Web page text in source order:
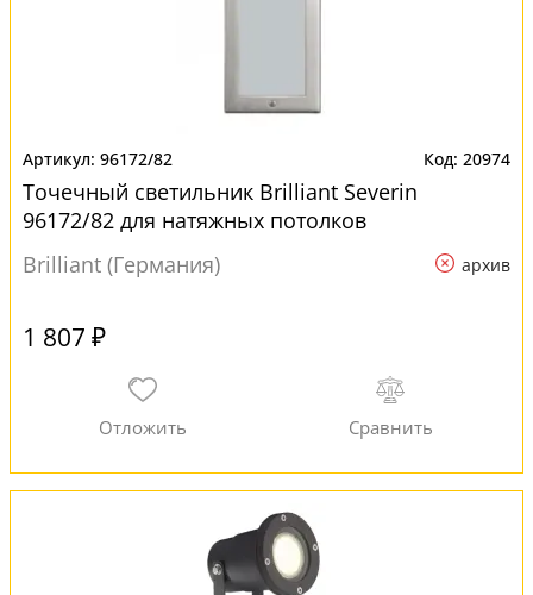
96172/82 20974
Точечный светильник Brilliant Severin
96172/82 для натяжных потолков
Brilliant (Германия)
архив
1 807 ₽